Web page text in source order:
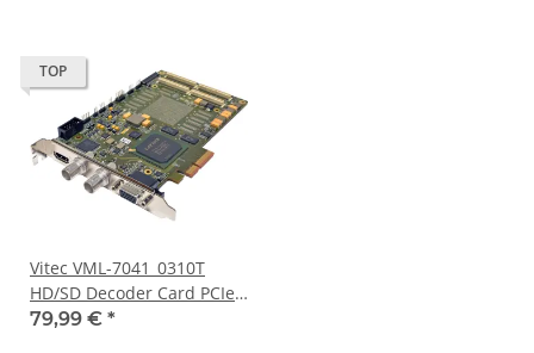
TOP
Vitec VML-7041_0310T
HD/SD Decoder Card PCIe
x4
79,99 € *